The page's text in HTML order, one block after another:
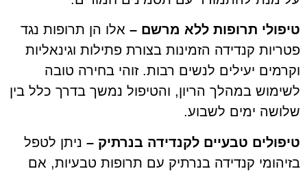
טיפולי תרופות ללא מרשם – אלו הן תרופות נגד
פטריות קנדידה הזמינות בצורת פתילות וגינאליות
וקרמים יעילים לנשים רבות. זוהי בחירה טובה
לשימוש במהלך הריון, והטיפול נמשך בדרך כלל בין
שלושה ימים לשבוע.
טיפולים טבעיים לקנדידה בנרתיק – ניתן לטפל
בזיהומי קנדידה בנרתיק עם תרופות טבעיות, אם